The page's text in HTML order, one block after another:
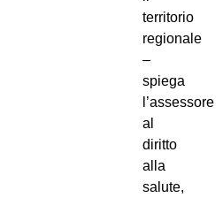
territorio
regionale
–
spiega
l’assessore
al
diritto
alla
salute,